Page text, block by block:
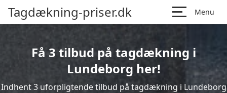
Tagdækning-priser.dk Menu
Få 3 tilbud på tagdækning i
Lundeborg her!
Indhent 3 uforpligtende tilbud på tagdækning i Lundeborg